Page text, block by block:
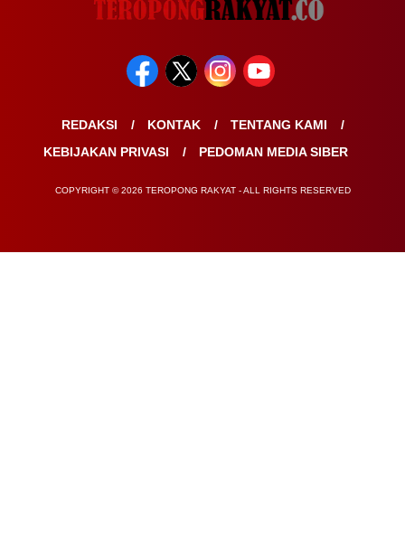
REDAKSI KONTAK
TENTANG KAMI
KEBIJAKAN PRIVASI
PEDOMAN MEDIA SIBER
COPYRIGHT © 2026 TEROPONG RAKYAT - ALL RIGHTS RESERVED